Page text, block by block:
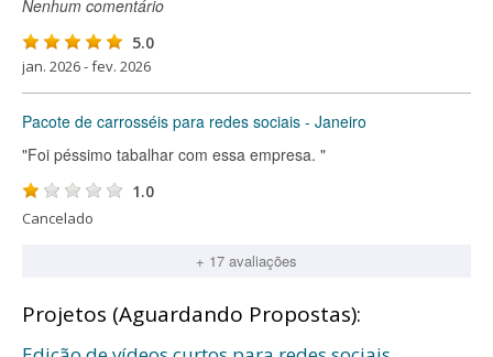
Nenhum comentário
5.0
jan. 2026 - fev. 2026
Pacote de carrosséis para redes sociais - Janeiro
"Foi péssimo tabalhar com essa empresa. "
1.0
Cancelado
+ 17 avaliações
Projetos (Aguardando Propostas):